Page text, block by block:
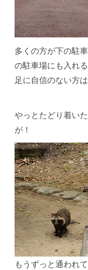
多くの方が下の駐
の駐車場にも入れる
足に自信のない方
やっとたどり着い
が！
もうずっと通われ